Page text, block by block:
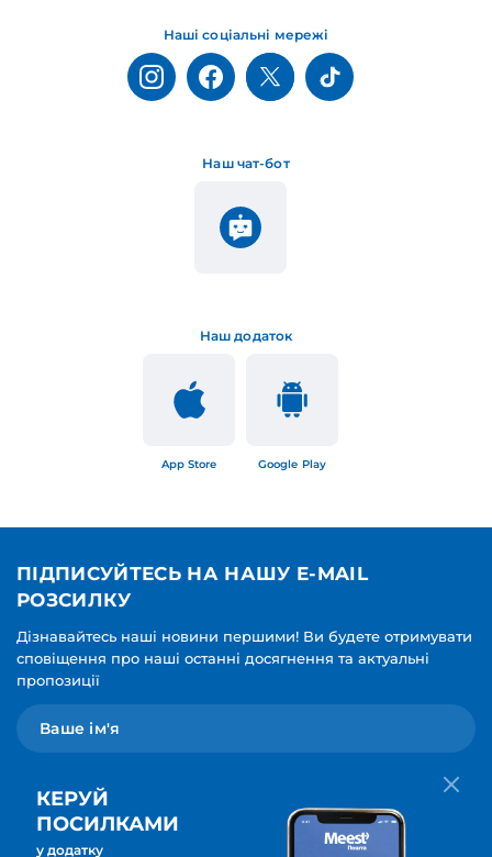
Наш додаток
App Store Google Play
Наш чат-бот
Наші соціальні мережі
ПІДПИСУЙТЕСЬ НА НАШУ E-MAIL
РОЗСИЛКУ
Дізнавайтесь наші новини першими! Ви будете отримувати
сповіщення про наші останні досягнення та актуальні
пропозиції
КЕРУЙ
ПОСИЛКАМИ
у додатку